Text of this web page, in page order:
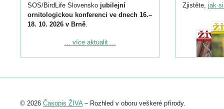
SOS/BirdLife Slovensko jubilejní
ornitologickou konferenci ve dnech 16.–
18. 10. 2026 v Brně.
Podrobnější informace ke konferenci
Registrovat se můžete do 6. září.
abstraktu přihlášené přednášky nebo
... více aktualit ...
Zjistěte, jak
© 2026 Časopis ŽIVA– Rozhled v oboru veškeré přírody.